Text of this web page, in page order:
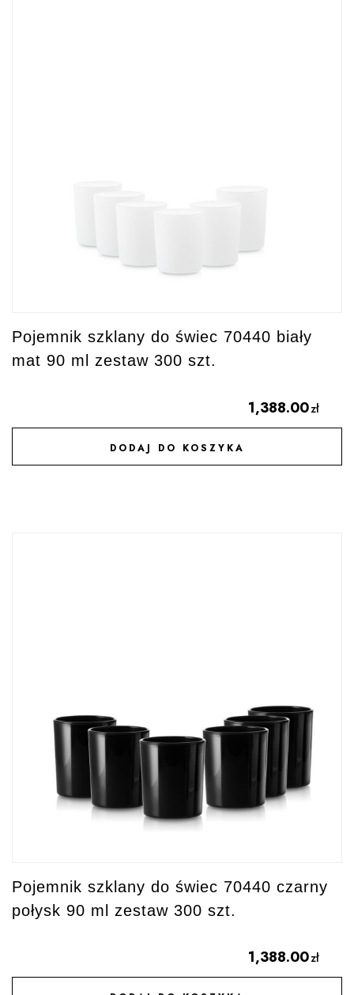
Pojemnik szklany do świec 70440 biały
mat 90 ml zestaw 300 szt.
1,388.00zł
DODAJ DO KOSZYKA
DODAJ DO ULUBIONYCH
Pojemnik szklany do świec 70440 czarny
połysk 90 ml zestaw 300 szt.
1,388.00zł